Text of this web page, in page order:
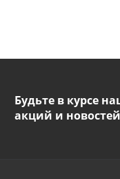
Будьте в курсе
акций и новостей